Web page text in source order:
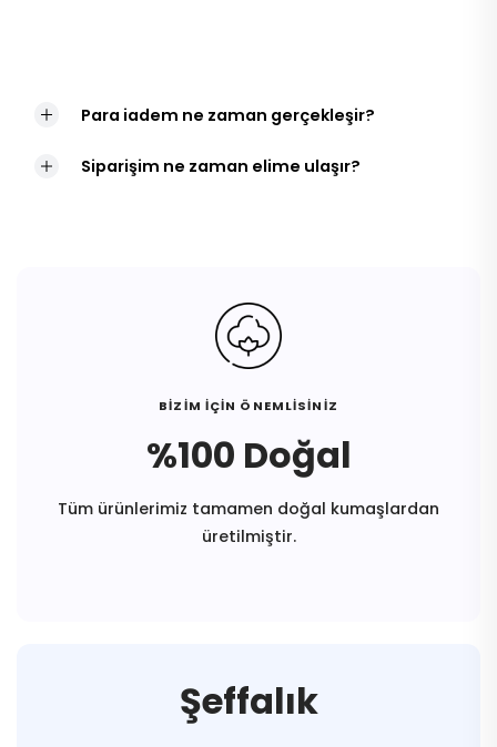
Para iadem ne zaman gerçekleşir?
Siparişim ne zaman elime ulaşır?
BİZİM İÇİN ÖNEMLİSİNİZ
%100 Doğal
Tüm ürünlerimiz tamamen doğal kumaşlardan
üretilmiştir.
Şeffalık